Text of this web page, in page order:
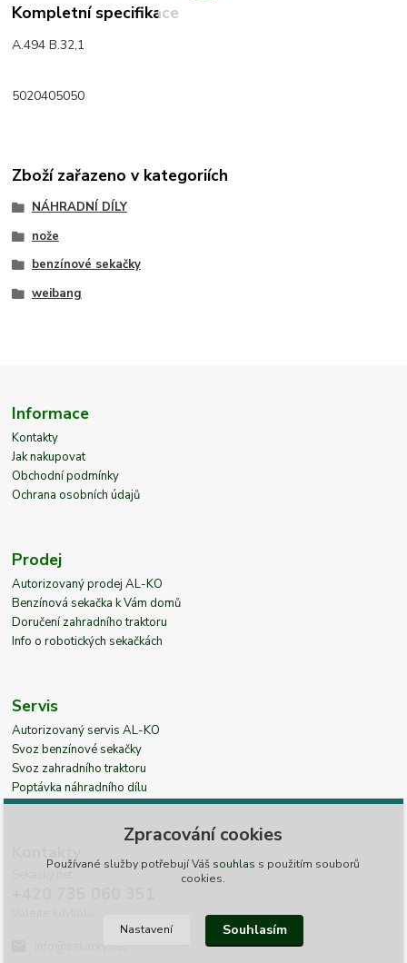
Kompletní specifikace
A.494 B.32,1
5020405050
Zboží zařazeno v kategoriích
NÁHRADNÍ DÍLY
nože
benzínové sekačky
weibang
Informace
Kontakty
Jak nakupovat
Obchodní podmínky
Ochrana osobních údajů
Prodej
Autorizovaný prodej AL-KO
Benzínová sekačka k Vám domů
Doručení zahradního traktoru
Info o robotických sekačkách
Servis
Autorizovaný servis AL-KO
Svoz benzínové sekačky
Svoz zahradního traktoru
Poptávka náhradního dílu
info@sekacky.net
Zpracování cookies
Používané služby potřebují Váš souhlas s použitím souborů
cookies.
Nastavení Souhlasím